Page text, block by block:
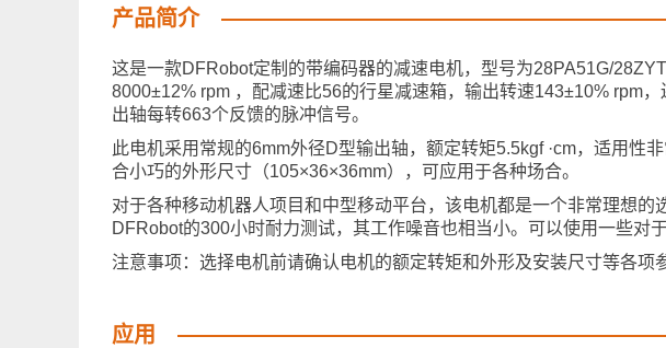
产品简介
这是一款DFRobot定制的带编码器的减速电机，型号为28PA51G/
8000±12% rpm ，配减速比56的行星减速箱，输出转速143±10% rpm
出轴每转663个反馈的脉冲信号。
此电机采用常规的6mm外径D型输出轴，额定转矩5.5kgf ·cm，适用性
合小巧的外形尺寸（105×36×36mm），可应用于各种场合。
对于各种移动机器人项目和中型移动平台，该电机都是一个非常理想
DFRobot的300小时耐力测试，其工作噪音也相当小。可以使用一些对
注意事项：选择电机前请确认电机的额定转矩和外形及安装尺寸等各项
应用